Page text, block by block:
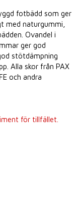
fotbädd som ger
med naturgummi,
Ovandel i
ger god
stötdämpning
Alla skor från PAX
och andra
för tillfället.